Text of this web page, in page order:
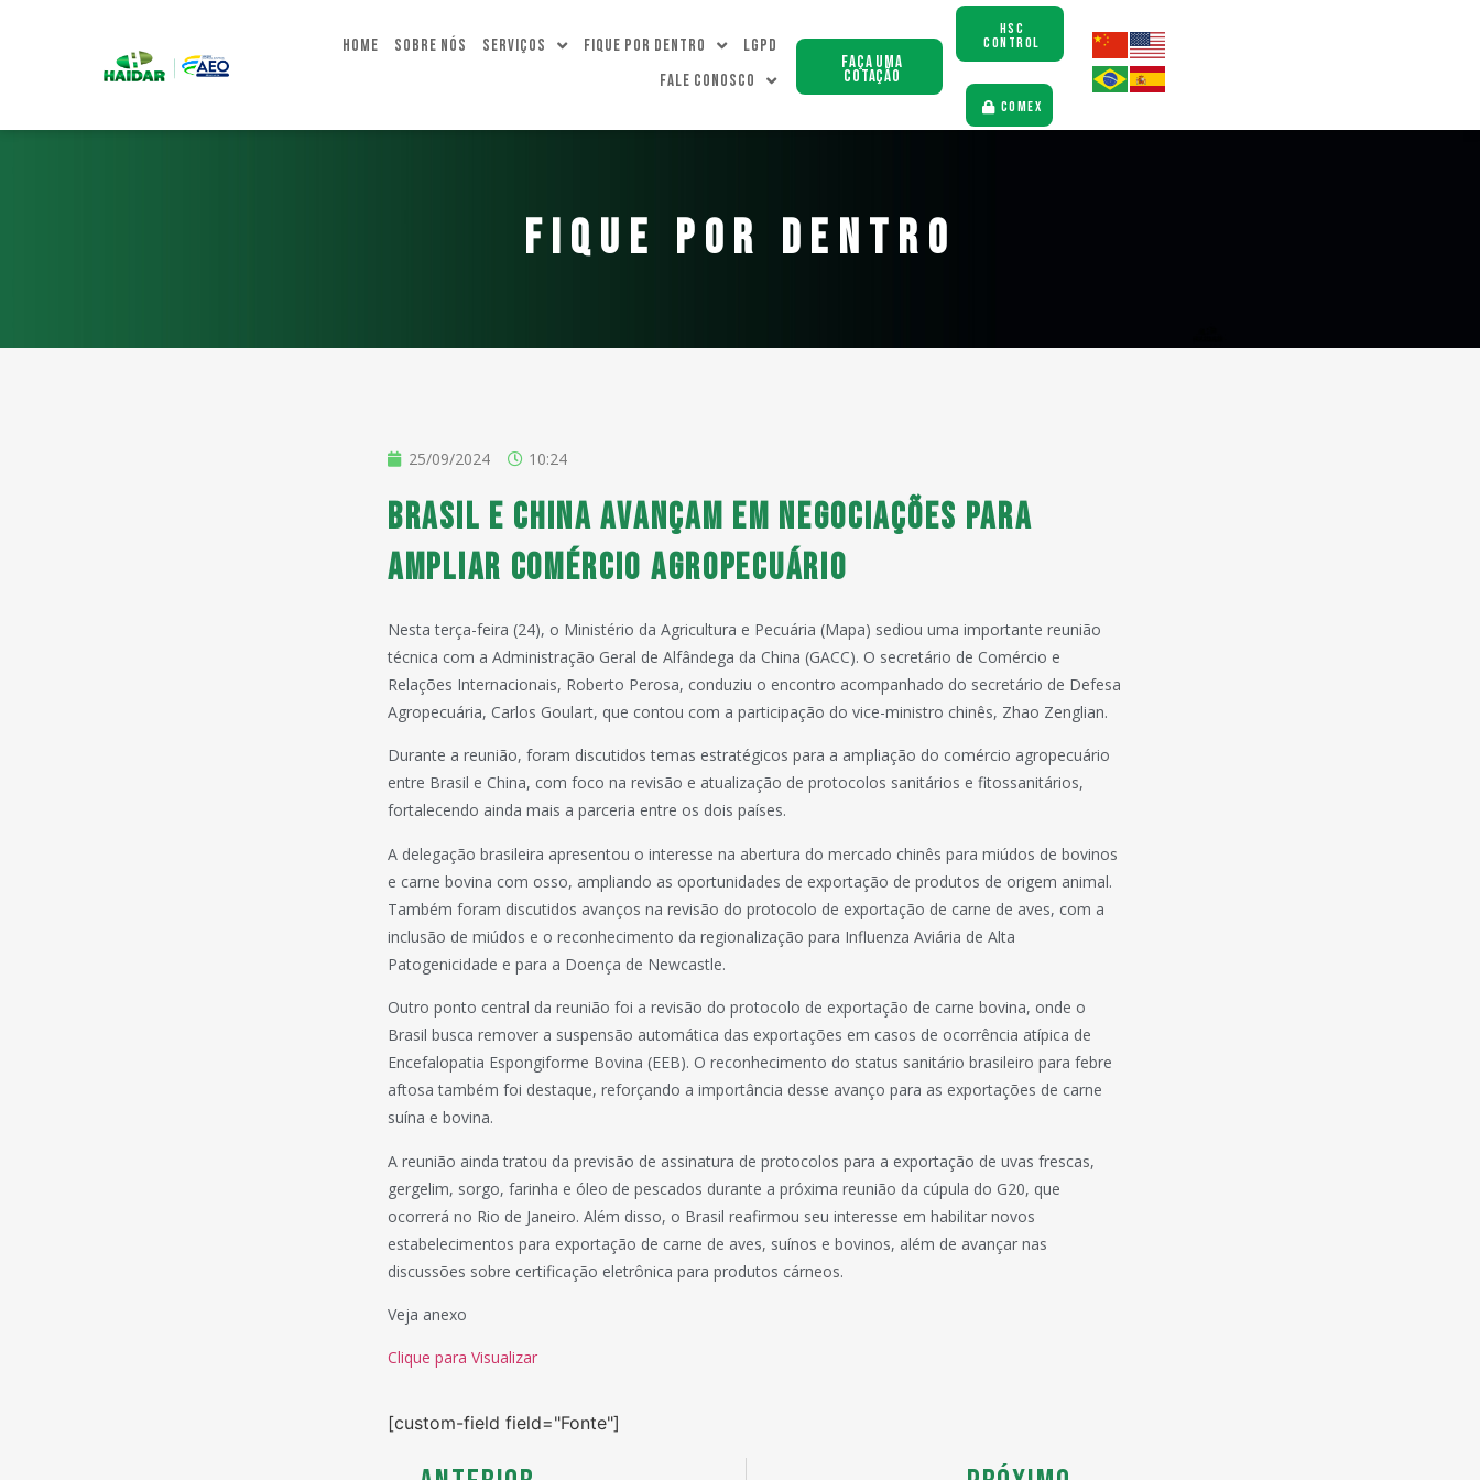
Home Sobre Nós Serviços Fique Por dentro
LGPD
Fale Conosco
Faça uma
Cotação
HSC
CONTROL
COMEX
FIQUE POR DENTRO
25/09/2024 10:24
Brasil e China avançam em negociações para
ampliar comércio agropecuário
Nesta terça-feira (24), o Ministério da Agricultura e Pecuária (Mapa) sediou uma importante reunião
técnica com a Administração Geral de Alfândega da China (GACC). O secretário de Comércio e
Relações Internacionais, Roberto Perosa, conduziu o encontro acompanhado do secretário de Defesa
Agropecuária, Carlos Goulart, que contou com a participação do vice-ministro chinês, Zhao Zenglian.
Durante a reunião, foram discutidos temas estratégicos para a ampliação do comércio agropecuário
entre Brasil e China, com foco na revisão e atualização de protocolos sanitários e fitossanitários,
fortalecendo ainda mais a parceria entre os dois países.
A delegação brasileira apresentou o interesse na abertura do mercado chinês para miúdos de bovinos
e carne bovina com osso, ampliando as oportunidades de exportação de produtos de origem animal.
Também foram discutidos avanços na revisão do protocolo de exportação de carne de aves, com a
inclusão de miúdos e o reconhecimento da regionalização para Influenza Aviária de Alta
Patogenicidade e para a Doença de Newcastle.
Outro ponto central da reunião foi a revisão do protocolo de exportação de carne bovina, onde o
Brasil busca remover a suspensão automática das exportações em casos de ocorrência atípica de
Encefalopatia Espongiforme Bovina (EEB). O reconhecimento do status sanitário brasileiro para febre
aftosa também foi destaque, reforçando a importância desse avanço para as exportações de carne
suína e bovina.
A reunião ainda tratou da previsão de assinatura de protocolos para a exportação de uvas frescas,
gergelim, sorgo, farinha e óleo de pescados durante a próxima reunião da cúpula do G20, que
ocorrerá no Rio de Janeiro. Além disso, o Brasil reafirmou seu interesse em habilitar novos
estabelecimentos para exportação de carne de aves, suínos e bovinos, além de avançar nas
discussões sobre certificação eletrônica para produtos cárneos.
Veja anexo
Clique para Visualizar
[custom-field field="Fonte"]